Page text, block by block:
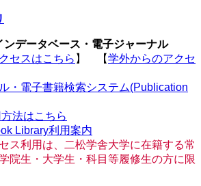
ンデータベース・電子ジャーナル
セスはこちら 】 【学外からのアクセ
・電子書籍検索システム(Publication
法はこちら
Library利用案内
ス利用は、二松学舎大学に在籍する常
院生・大学生・科目等履修生の方に限